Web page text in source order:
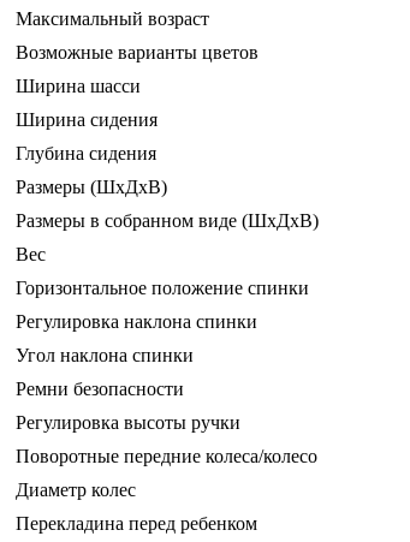
Максимальный возраст
Возможные варианты цветов
Ширина шасси
Ширина сидения
Глубина сидения
Размеры (ШxДxВ)
Размеры в собранном виде (ШxДxВ)
Вес
Горизонтальное положение спинки
Регулировка наклона спинки
Угол наклона спинки
Ремни безопасности
Регулировка высоты ручки
Поворотные передние колеса/колесо
Диаметр колес
Перекладина перед ребенком